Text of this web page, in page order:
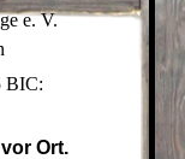
e. V.
BIC:
Ort.